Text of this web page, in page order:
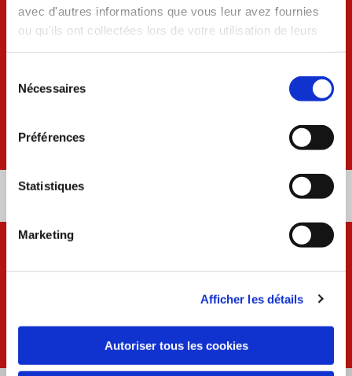
avec d'autres informations que vous leur avez fournies
ou qu'ils ont collectées lors de votre utilisation de leurs
Nécessaires
Préférences
Statistiques
Marketing
Afficher les détails
Autoriser tous les cookies
average! Highlight a product/service’s
Contact us [2/4] words
CTA 4
Insert a nice Call to action of [12/15] words